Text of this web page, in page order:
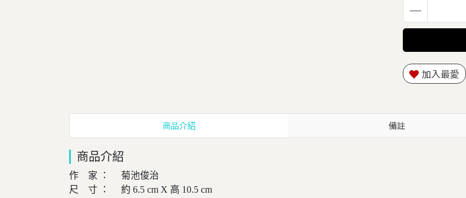
加入最愛
商品介紹 備註
商品介紹
作 家 ： 菊池俊治
尺 寸 ： 約 6.5 cm X 高 10.5 cm